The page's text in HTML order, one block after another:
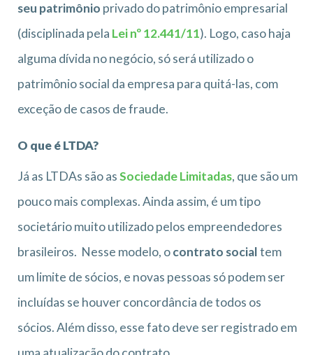
seu patrimônio privado do patrimônio empresarial
(disciplinada pela Lei nº 12.441/11). Logo, caso haja
alguma dívida no negócio, só será utilizado o
patrimônio social da empresa para quitá-las, com
exceção de casos de fraude.
O que é LTDA?
Já as LTDAs são asSociedade Limitadas, que são um
pouco mais complexas. Ainda assim, é um tipo
societário muito utilizado pelos empreendedores
brasileiros. Nesse modelo, ocontrato socialtem
um limite de sócios, e novas pessoas só podem ser
incluídas se houver concordância de todos os
sócios. Além disso, esse fato deve ser registrado em